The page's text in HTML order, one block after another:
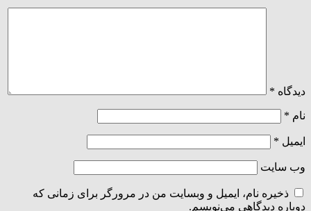
دیدگاه *
نام *
ایمیل *
وب‌ سایت
ذخیره نام، ایمیل و وبسایت من در مرورگر برای زمانی که
دوباره دیدگاهی می‌نویسم.